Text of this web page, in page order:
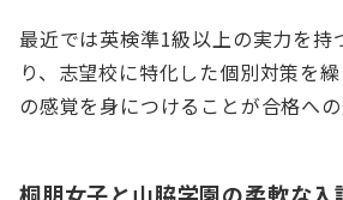
最近では英検準1級以上の実力を持
り、志望校に特化した個別対策を
の感覚を身につけることが合格への
桐朋女子と山脇学園の柔軟な入